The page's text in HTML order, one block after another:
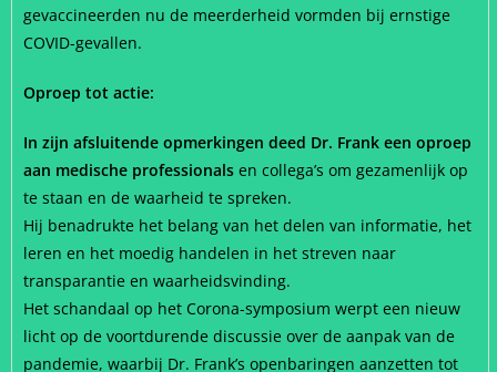
gevaccineerden nu de meerderheid vormden bij ernstige
COVID-gevallen.
Oproep tot actie:
In zijn afsluitende opmerkingen deed Dr. Frank een oproep
aan medische professionals en collega’s om gezamenlijk op
te staan en de waarheid te spreken.
Hij benadrukte het belang van het delen van informatie, het
leren en het moedig handelen in het streven naar
transparantie en waarheidsvinding.
Het schandaal op het Corona-symposium werpt een nieuw
licht op de voortdurende discussie over de aanpak van de
pandemie, waarbij Dr. Frank’s openbaringen aanzetten tot